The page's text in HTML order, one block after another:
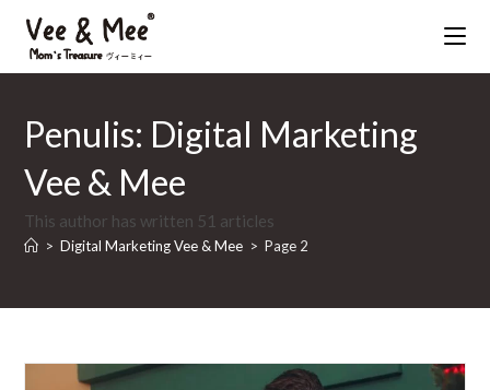
contentPenulis: Digital Marketing
Vee & Mee
This author has written 51 articles
> Digital Marketing Vee & Mee > Page 2